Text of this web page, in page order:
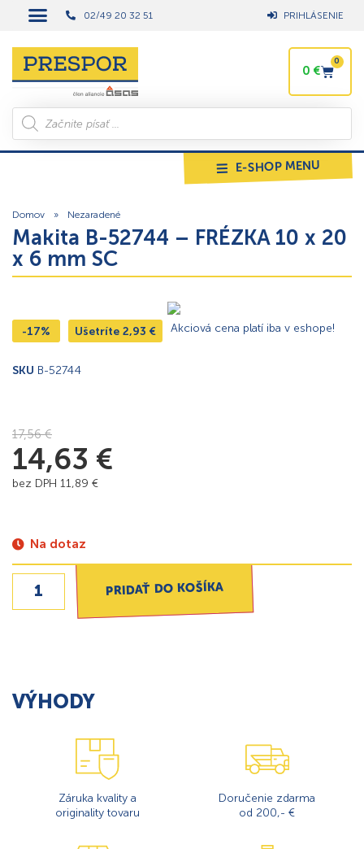
02/49 20 32 51 PRIHLÁSENIE
0 €
0
E-SHOP MENU
Domov » Nezaradené
Makita B-52744 – FRÉZKA 10 x 20
x 6 mm SC
-17% Ušetríte 2,93 € Akciová cena platí iba v eshope!
SKU B-52744
17,56€
14,63 €
bez DPH 11,89 €
Na dotaz
PRIDAŤ DO KOŠÍKA
VÝHODY
Záruka kvality a
originality tovaru
Doručenie zdarma
od 200,- €